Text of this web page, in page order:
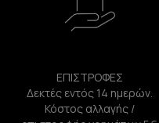
ΕΠΙΣΤΡΟΦΕΣ
Δεκτές εντός 14 ημερών.
Κόστος αλλαγής /